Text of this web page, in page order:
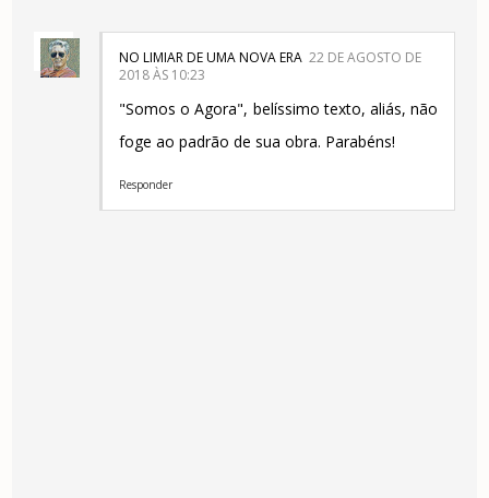
NO LIMIAR DE UMA NOVA ERA 22 DE AGOSTO DE
2018 ÀS 10:23
"Somos o Agora", belíssimo texto, aliás, não
foge ao padrão de sua obra. Parabéns!
Responder